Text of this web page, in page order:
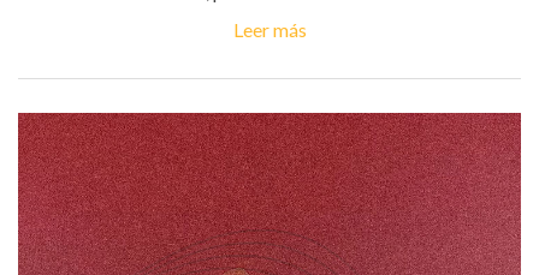
Leer más